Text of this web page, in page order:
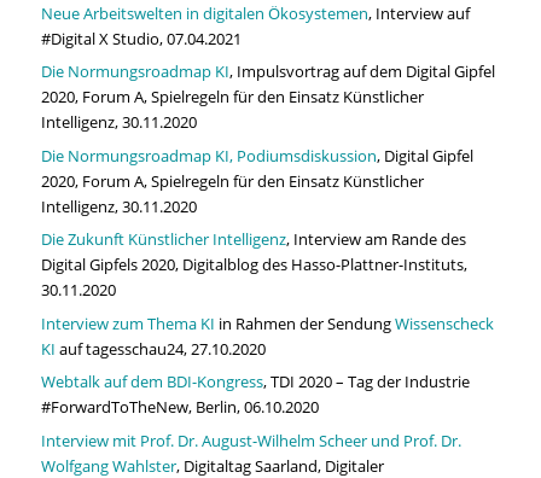
Neue Arbeitswelten in digitalen Ökosystemen, Interview auf
#Digital X Studio, 07.04.2021
Die Normungsroadmap KI, Impulsvortrag auf dem Digital Gipfel
2020, Forum A, Spielregeln für den Einsatz Künstlicher
Intelligenz, 30.11.2020
Die Normungsroadmap KI, Podiumsdiskussion, Digital Gipfel
2020, Forum A, Spielregeln für den Einsatz Künstlicher
Intelligenz, 30.11.2020
Die Zukunft Künstlicher Intelligenz, Interview am Rande des
Digital Gipfels 2020, Digitalblog des Hasso-Plattner-Instituts,
30.11.2020
Interview zum Thema KI in Rahmen der SendungWissenscheck
KI auf tagesschau24, 27.10.2020
Webtalk auf dem BDI-Kongress, TDI 2020 – Tag der Industrie
#ForwardToTheNew, Berlin, 06.10.2020
Interview mit Prof. Dr. August-Wilhelm Scheer und Prof. Dr.
Wolfgang Wahlster, Digitaltag Saarland, Digitaler